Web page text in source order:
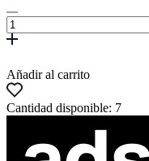
Añadir al carrito
Cantidad disponible: 7